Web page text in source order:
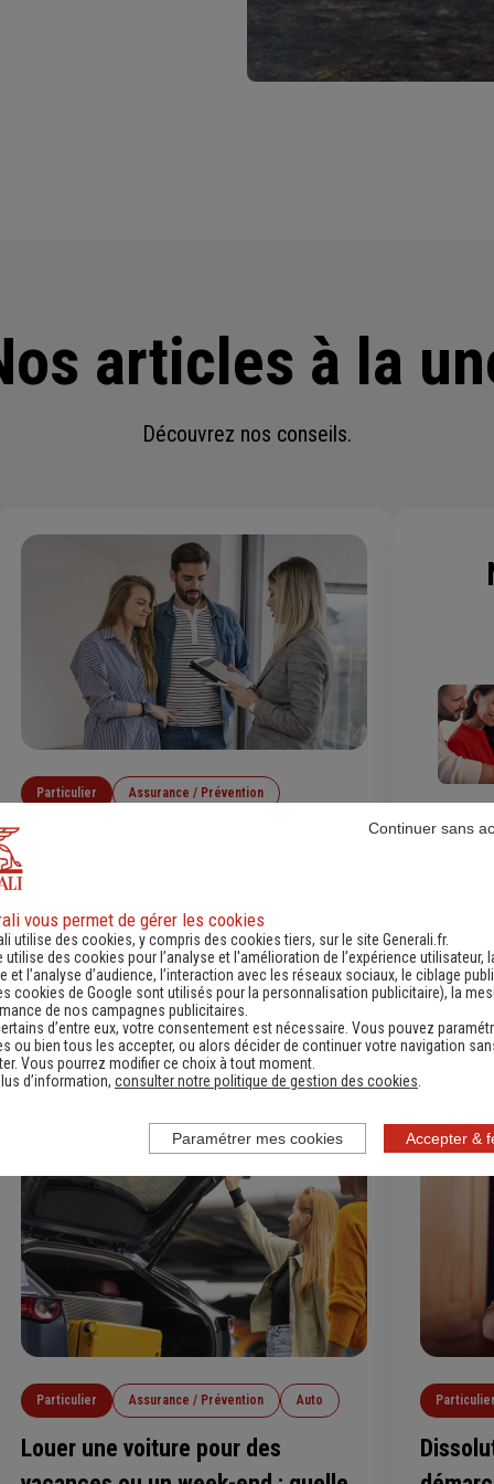
articles à la
Découvrez nos conseils.
Particulier Assurance / Prévention
Locataire et propriétaire : comment
réaliser un état des lieux ?
L’état des lieux est une étape incontournable lors
d’une location. Trop rapide, incomplet ou imprécis,
il peut entraîner des litiges entre le locataire et le
propriétaire, notamment au moment de récupérer
le dépôt de garantie. Voici les 15 erreurs les plus
fréquentes à éviter.
Lire l'article
Particulier Assurance / Prévention Auto
Louer une voiture pour des
vous permet de gérer les cookies
utilise des cookies, y compris des cookies tiers, sur le site Generali.fr.
utilise des cookies pour l’analyse et l'amélioration de l’expérience utilisateur,
et l’analyse d’audience, l’interaction avec les réseaux sociaux, le ciblage
cookies de Google sont utilisés pour la personnalisation publicitaire), la
de nos campagnes publicitaires.
d’entre eux, votre consentement est nécessaire. Vous pouvez
ou bien tous les accepter, ou alors décider de continuer votre navigation
Vous pourrez modifier ce choix à tout moment.
d’information, consulter notre politique de gestion des cookies
Accepter &
Continuer sans
Paramétrer mes cookies